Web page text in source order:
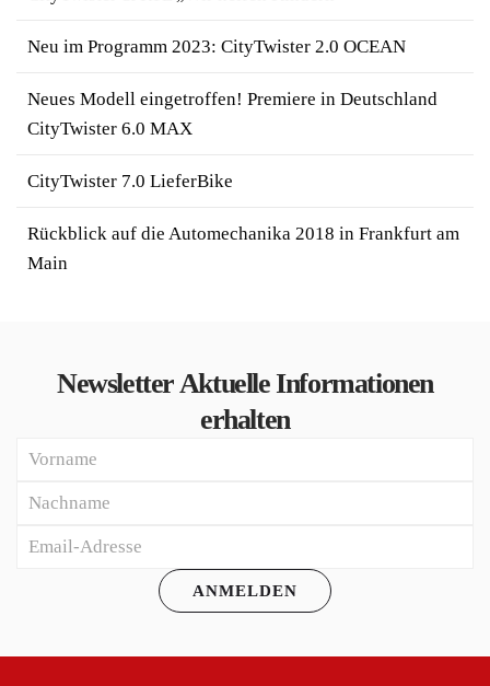
Neu im Programm 2023: CityTwister 2.0 OCEAN
Neues Modell eingetroffen! Premiere in Deutschland
CityTwister 6.0 MAX
CityTwister 7.0 LieferBike
Rückblick auf die Automechanika 2018 in Frankfurt am
Main
NewsletterAktuelle Informationen
erhalten
ANMELDEN